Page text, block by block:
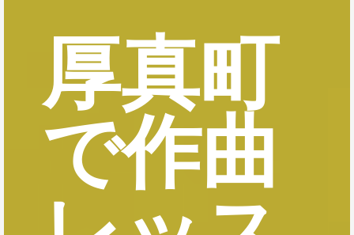
厚真町
で作曲